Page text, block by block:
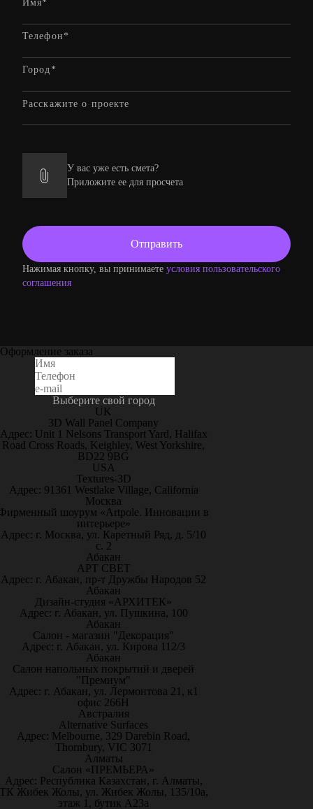
У вас уже есть смета?
Приложите ее для просчета
Нажимая кнопку, вы принимаете условия пользовательского
соглашения
Оформление заказа
Выберите свой город
UK
3D Wall Panel Company
Адрес: Unit 1 Nelsons Transport Yard, Halifax
Road Cross Roads, Keighley, West Yorkshire,
BD22 9BG
USA
Textures-3D
Адрес: 91361 Westlake Village, California
Москва
шоурум «Artpole. Инновации в
интерьере»
Адрес: г. Москва, ул. Каретный Ряд, д. 5/10
с. 2
Абакан
АРТ СВЕТ
Адрес: г. Абакан, пр-т Дружбы Народов 52
Абакан
Дизайн-студия «АРХИТЕК»
Адрес: г. Абакан, ул. Пушкина, 100
Абакан
Салон - магазин "Декорация"
Адрес: г. Абакан, ул. Кирова 112/3
Абакан
Салон напольных покрытий и дверей
"Премиум"
Адрес: г. Абакан, ул. Лермонтова 21, к1
офис 266Н
Австралия
Alternative Surfaces
Адрес: Melbourne, 329 Darebin Road,
Thornbury, VIC 3071
Алматы
Салон «ПРЕМЬЕРА»
Адрес: Республика Казахстан, г. Алматы,
Жибек Жолы, ул. Жибек Жолы, 135/10а,
этаж 1, бутик А23а